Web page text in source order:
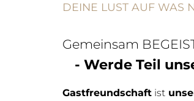
DEINE LUST AUF WAS
Gemeinsam
- Werde Teil
Gastfreundschaft ist